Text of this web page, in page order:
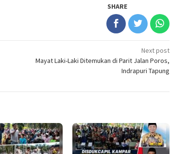
SHARE
Next post
Mayat Laki-Laki Ditemukan di Parit Jalan Poros,
Indrapuri Tapung